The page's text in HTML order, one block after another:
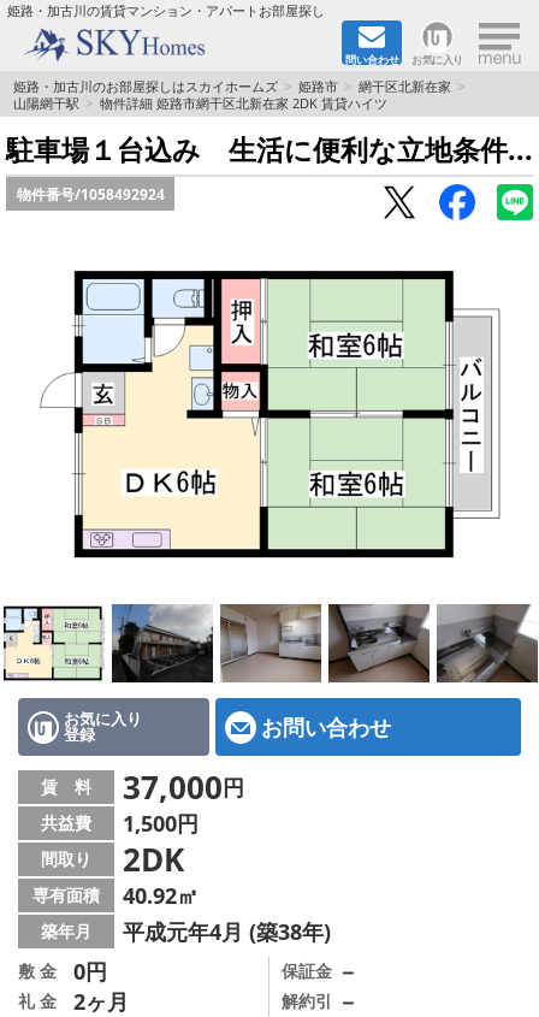
姫路・加古川の賃貸マンション・アパートお部屋探し
問い合わせ お気に入り ×
TOPページ
都市ガス·オール電化
☆新築物件☆
☆ペット飼育可能物件☆
☆ネット無料☆
路線·駅から探す
地域から探す
地図から探す
スタッフ紹介
店舗情報·アクセス
会社概要
メールでお問い合わせ
姫路・加古川のお部屋探しはスカイホームズ 姫路市
網干区北新在家
山陽網干駅
物件詳細 姫路市網干区北新在家 2DK 賃貸ハイツ
駐車場１台込み 生活に便利な立地条件...
物件番号/1058492924
お気に入り
登録 お問い合わせ
賃 料 37,000円
共益費 1,500円
間取り 2DK
専有面積 40.92㎡
築年月 平成元年4月 (築38年)
敷 金 0円
礼 金 2ヶ月
保証金 －
解約引 －